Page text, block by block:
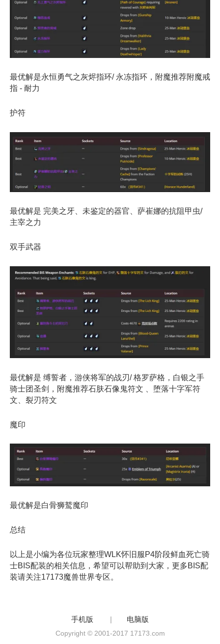
最优解是永恒勇气之灰烬指环/ 永冻指环，附魔推荐附魔戒
指 - 耐力
护符
最优解是 完美之牙、未鉴定的器官、萨崔娜的抗阻甲虫/
主宰之力
双手武器
最优解是 缚誓者，游侠将军的战刃/ 格罗萨格，白银之手
骑士团圣剑，附魔推荐石肤石像鬼符文 、堕落十字军符
文、裂刃符文
魔印
最优解是白骨狮鹫魔印
总结
以上是小编为各位玩家整理WLK怀旧服P4阶段鲜血死亡骑
士BIS配装的相关信息，希望可以帮助到大家，更多BIS配
装请关注17173魔兽世界专区。
手机版 | 电脑版
Copyright © 2001-2017 17173.com